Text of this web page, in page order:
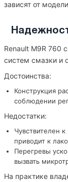
зависят от
Renault M9R 760
систем смазки и
Достоинства:
Конструкция
соблюдении
Недостатки:
Чувствителен к
приводит к
Перегревы
вызвать
На практике